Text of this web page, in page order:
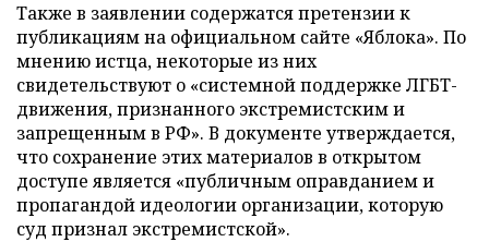
Также в заявлении содержатся претензии к
публикациям на официальном сайте «Яблока». По
мнению истца, некоторые из них
свидетельствуют о «системной поддержке ЛГБТ-
движения, признанного экстремистским и
запрещенным в РФ». В документе утверждается,
что сохранение этих материалов в открытом
доступе является «публичным оправданием и
пропагандой идеологии организации, которую
суд признал экстремистской».